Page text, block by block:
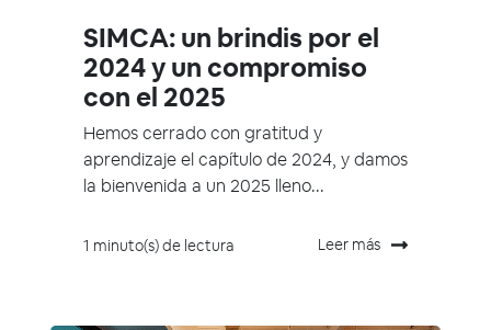
SIMCA: un brindis por el
2024 y un compromiso
con el 2025
Hemos cerrado con gratitud y
aprendizaje el capítulo de 2024, y damos
la bienvenida a un 2025 lleno...
1 minuto(s) de lectura Leer más